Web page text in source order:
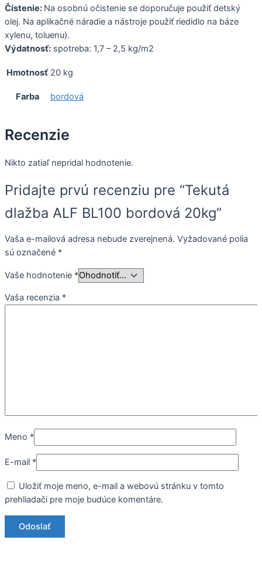
Čistenie: Na osobnú očistenie se doporučuje použiť detský
olej. Na aplikačné náradie a nástroje použiť riedidlo na báze
xylenu, toluenu).
Výdatnosť: spotreba: 1,7 – 2,5 kg/m2
Hmotnosť 20 kg
Farba bordová
Recenzie
Nikto zatiaľ nepridal hodnotenie.
Pridajte prvú recenziu pre “Tekutá
dlažba ALF BL100 bordová 20kg”
Vaša e-mailová adresa nebude zverejnená. Vyžadované polia
sú označené *
Vaše hodnotenie *
Vaša recenzia *
Meno *
E-mail *
Uložiť moje meno, e-mail a webovú stránku v tomto
prehliadači pre moje budúce komentáre.